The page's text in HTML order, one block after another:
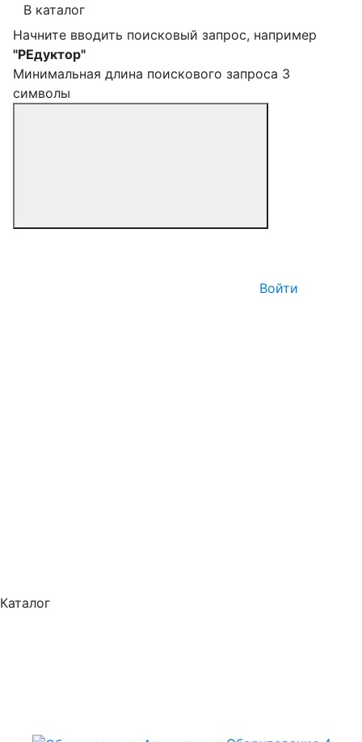
В каталог
Начните вводить поисковый запрос, например
"РЕдуктор"
Минимальная длина поискового запроса 3
символы
Войти
Каталог